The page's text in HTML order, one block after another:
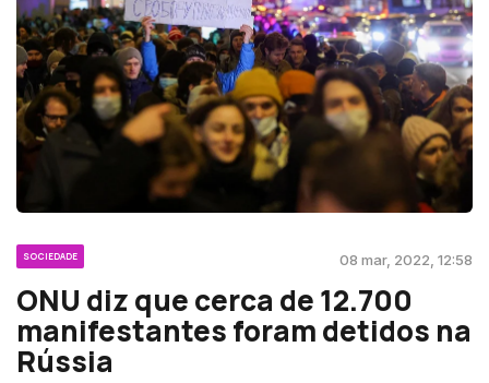
SOCIEDADE 08 mar, 2022, 12:58
ONU diz que cerca de 12.700
manifestantes foram detidos na
Rússia